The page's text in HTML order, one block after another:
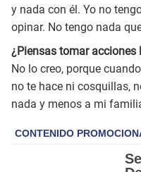
y nada con él. Yo no
opinar. No tengo nada
¿Piensas tomar acciones
No lo creo, porque
no te hace ni cosquillas,
nada y menos a mi